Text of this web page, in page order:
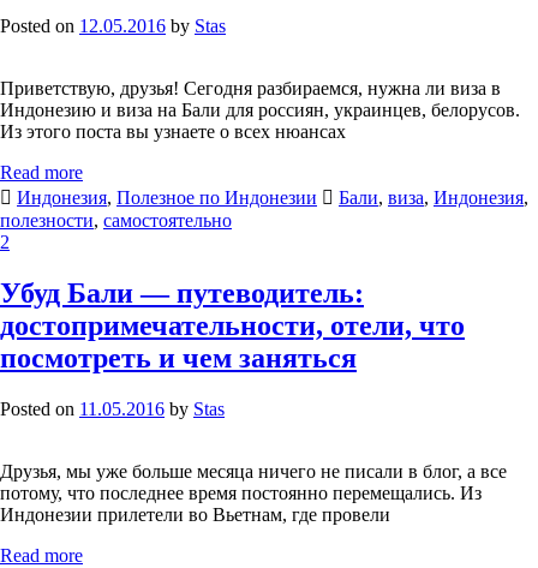
Posted on 12.05.2016 by Stas
Приветствую, друзья! Сегодня разбираемся, нужна ли виза в
Индонезию и виза на Бали для россиян, украинцев, белорусов.
Из этого поста вы узнаете о всех нюансах
Read more
Индонезия, Полезное по Индонезии Бали, виза, Индонезия,
полезности, самостоятельно
2
Убуд Бали — путеводитель:
достопримечательности, отели, что
посмотреть и чем заняться
Posted on 11.05.2016 by Stas
Друзья, мы уже больше месяца ничего не писали в блог, а все
потому, что последнее время постоянно перемещались. Из
Индонезии прилетели во Вьетнам, где провели
Read more